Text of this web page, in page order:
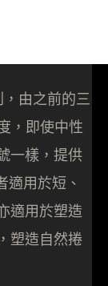
由之前的三
，即使中性
一樣，提供
用於短、
適用於塑造
塑造自然捲